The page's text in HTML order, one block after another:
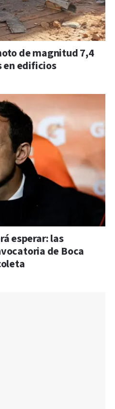
de magnitud 7,4
en edificios
esperar: las
de Boca